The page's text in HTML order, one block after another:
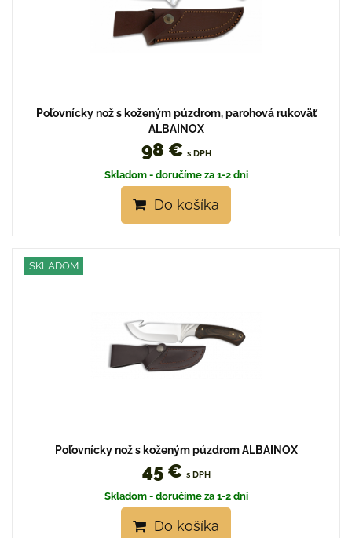
Poľovnícky nož s koženým púzdrom, parohová rukoväť
ALBAINOX
98 € s DPH
Skladom - doručíme za 1-2 dni
Do košíka
SKLADOM
Poľovnícky nož s koženým púzdrom ALBAINOX
45 € s DPH
Skladom - doručíme za 1-2 dni
Do košíka